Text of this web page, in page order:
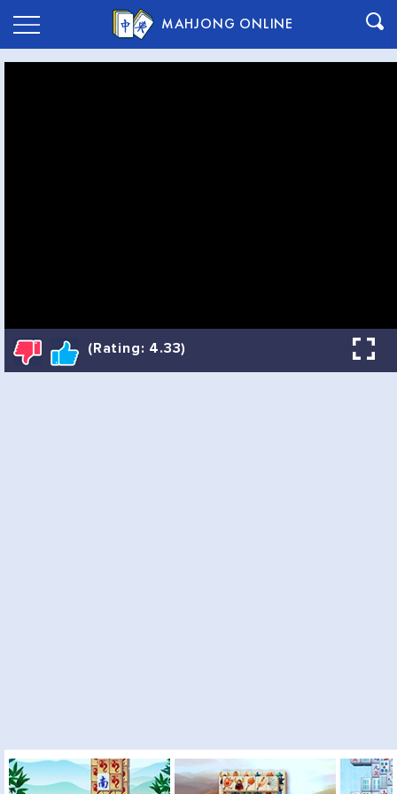
MAHJONG ONLINE
(Rating: 4.33)